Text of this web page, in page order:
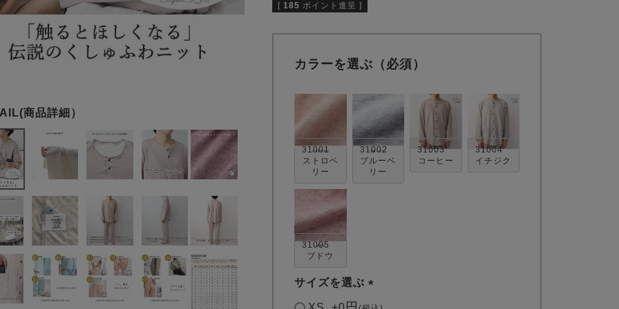
[ 185 ポイント進呈 ]
カラーを選ぶ（必須）
31001
ストロベ
リー
31002
ブルーベ
リー
31003
コーヒー
31004
イチジク
31005
ブドウ
サイズを選ぶ
(